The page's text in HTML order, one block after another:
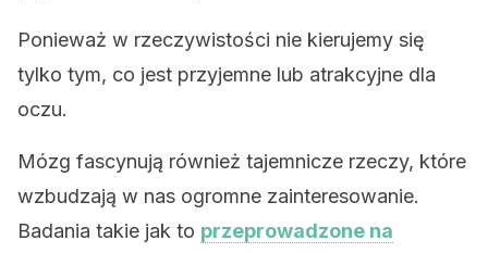
Ponieważ w rzeczywistości nie kierujemy się
tylko tym, co jest przyjemne lub atrakcyjne dla
oczu.
Mózg fascynują również tajemnicze rzeczy, które
wzbudzają w nas ogromne zainteresowanie.
Badania takie jak to przeprowadzone na